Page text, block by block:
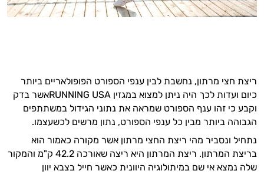
ריצת חצי מרתון, נחשבת לבין ענפי הספורט הפופולאריים ביותר
כיום ועדות לכך היה ניתן למצוא במגזין RUNNING USAאשר בדק
וקבע כי זהו ענף הספורט שמראה את נתוני הגידול במשתתפים
הגבוהה ביותר מבין כל ענפי הספורט, נתון מרשים לכשעצמו.
נתחיל ונסביר מהי ריצת החצי מרתון אשר מקורה כאמור הוא
בריצת המרתון. ריצת המרתון היא ריצה שאורכה 42.2 ק"מ והמקור
שלה נמצא אי שם במיתולוגיה היוונית כאשר חייל בצבא יוון